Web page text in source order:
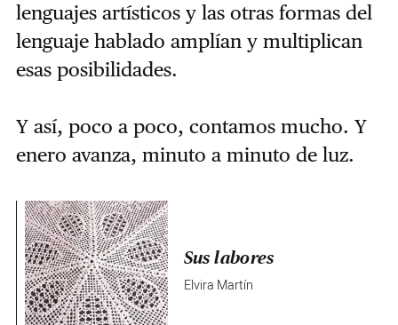
lenguajes artísticos y las otras formas del
lenguaje hablado amplían y multiplican
esas posibilidades.
Y así, poco a poco, contamos mucho. Y
enero avanza, minuto a minuto de luz.
Sus labores
Elvira Martín